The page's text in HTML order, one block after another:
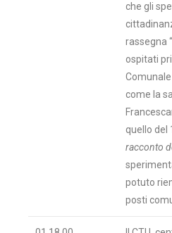
che gli
rassegna
ospitati
come la
quello del
racconto
potuto
posti